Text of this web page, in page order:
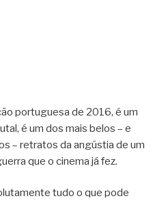
portuguesa de 2016, é um
é um dos mais belos – e
– retratos da angústia de um
que o cinema já fez.
tudo o que pode